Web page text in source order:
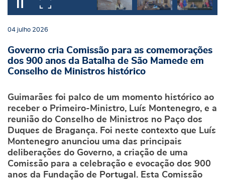
04 julho 2026
Governo cria Comissão para as comemorações
dos 900 anos da Batalha de São Mamede em
Conselho de Ministros histórico
Guimarães foi palco de um momento histórico ao
receber o Primeiro-Ministro, Luís Montenegro, e a
reunião do Conselho de Ministros no Paço dos
Duques de Bragança. Foi neste contexto que Luís
Montenegro anunciou uma das principais
deliberações do Governo, a criação de uma
Comissão para a celebração e evocação dos 900
anos da Fundação de Portugal. Esta Comissão